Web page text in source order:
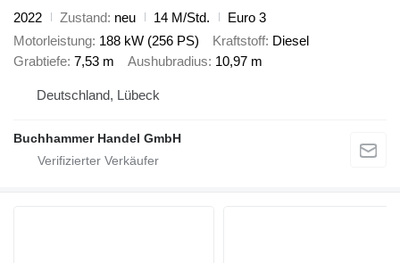
2022
Zustand neu 14 M/Std.
Euro 3
Motorleistung 188 kW (256 PS) Kraftstoff Diesel
Grabtiefe 7,53 m Aushubradius 10,97 m
Deutschland, Lübeck
Buchhammer Handel GmbH